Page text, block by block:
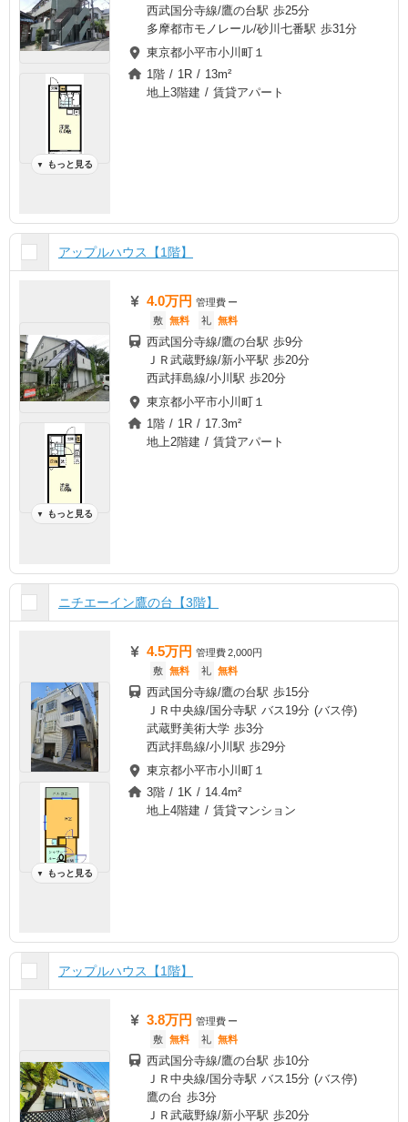
▼ もっと見る
西武国分寺線/鷹の台駅 歩25分
多摩都市モノレール/砂川七番駅 歩31分
東京都小平市小川町１
1階 / 1R / 13m²
地上3階建 / 賃貸アパート
アップルハウス【1階】
▼ もっと見る
4.0万円 管理費 ー
敷 無料 礼 無料
西武国分寺線/鷹の台駅 歩9分
ＪＲ武蔵野線/新小平駅 歩20分
西武拝島線/小川駅 歩20分
東京都小平市小川町１
1階 / 1R / 17.3m²
地上2階建 / 賃貸アパート
ニチエーイン鷹の台【3階】
▼ もっと見る
4.5万円 管理費2,000円
敷 無料 礼 無料
西武国分寺線/鷹の台駅 歩15分
ＪＲ中央線/国分寺駅 バス19分 (バス停)
武蔵野美術大学 歩3分
西武拝島線/小川駅 歩29分
東京都小平市小川町１
3階 / 1K / 14.4m²
地上4階建 / 賃貸マンション
アップルハウス【1階】
3.8万円 管理費 ー
敷 無料 礼 無料
西武国分寺線/鷹の台駅 歩10分
ＪＲ中央線/国分寺駅 バス15分 (バス停)
鷹の台 歩3分
ＪＲ武蔵野線/新小平駅 歩20分